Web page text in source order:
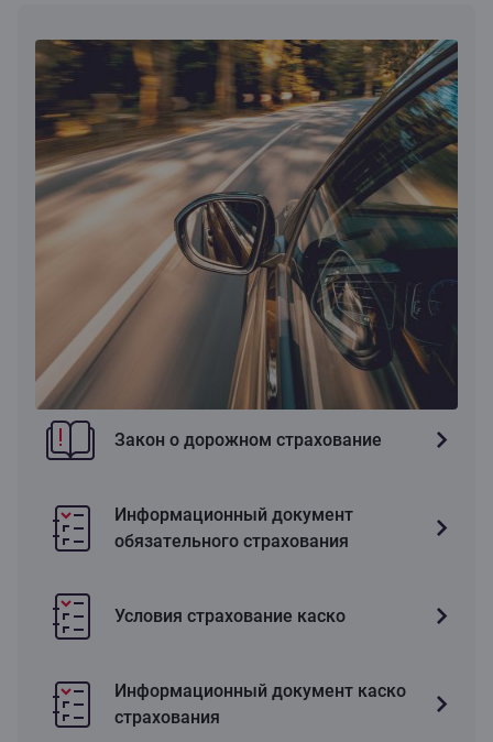
Закон о дорожном страхование
Информационный документ
обязательного страхования
Условия страхование каско
Информационный документ каско
страхования